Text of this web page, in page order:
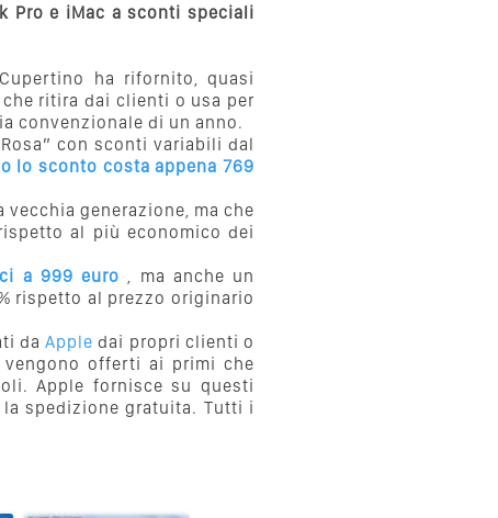
Pro e iMac a sconti speciali
ha rifornito, quasi
ritira dai clienti o usa per
convenzionale di un anno.
con sconti variabili dal
lo sconto costa appena 769
vecchia generazione, ma che
al più economico dei
a 999 euro
, ma anche un
rispetto al prezzo originario
daApple dai propri clienti o
offerti ai primi che
Apple fornisce su questi
spedizione gratuita. Tutti i